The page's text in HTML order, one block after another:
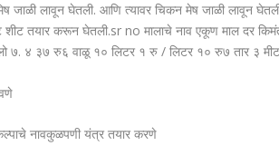
जाळी लावून घेतली. आणि त्यावर चिकन मेष जाळी लावून
तयार करून घेतली.sr no मालाचे नाव एकूण माल दर
७. ४ ३७ रु६ वाळू १० लिटर १ रु / लिटर १० रु७ तार ३
नावकुळपणी यंत्र तयार करणे